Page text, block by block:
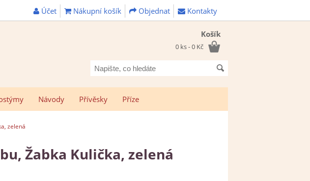
Účet Nákupní košík Objednat Kontakty
Košík
0 ks - 0 Kč
Napište,
co
Návody Přívěsky Příze
zelená
Žabka Kulička, zelená